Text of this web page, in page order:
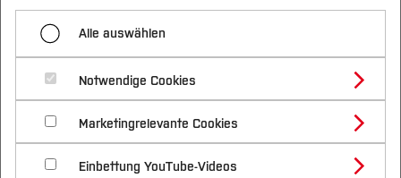
Studium
Studienangebote
Bachelorstudiengänge
Masterstudiengänge
Vor dem Studium
Bewerben & Einschreiben
Bewerbungsportal
Im Studium
Studienbüros und Prüfungen
Nach dem Studium
Forschung & Transfer
Profil
Forschungs- und Transferprofil
Schwerpunkte (FuT)
Beratung & Förderung
Nachhaltigkeit
Nachhaltigkeit studieren
International
Resilienz-Training
Umgang mit schwierigen Situationen
Umgang mit Nervosität
Zeitmanagement
Umgang mit Nervosität
Alle auswählen
Notwendige Cookies
Marketingrelevante Cookies
Einbettung YouTube-Videos